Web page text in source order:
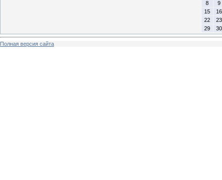
8
9
15
16
22
23
29
30
Полная версия сайта